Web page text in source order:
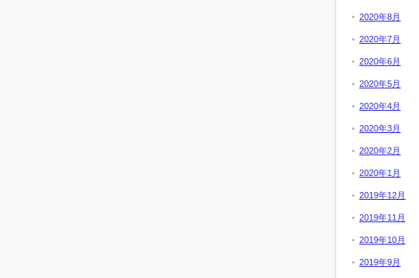
2020年8月
2020年7月
2020年6月
2020年5月
2020年4月
2020年3月
2020年2月
2020年1月
2019年12月
2019年11月
2019年10月
2019年9月